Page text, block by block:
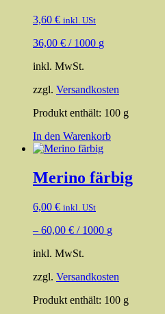
3,60 € inkl. USt
36,00 € / 1000 g
inkl. MwSt.
zzgl. Versandkosten
Produkt enthält: 100 g
In den Warenkorb
Merino färbig
6,00 € inkl. USt
– 60,00 € / 1000 g
inkl. MwSt.
zzgl. Versandkosten
Produkt enthält: 100 g